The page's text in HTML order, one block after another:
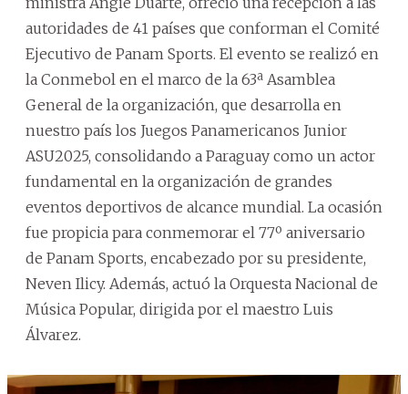
autoridades de 41 países que conforman el Comité
Ejecutivo de Panam Sports. El evento se realizó en
la Conmebol en el marco de la 63ª Asamblea
General de la organización, que desarrolla en
nuestro país los Juegos Panamericanos Junior
ASU2025, consolidando a Paraguay como un actor
fundamental en la organización de grandes
eventos deportivos de alcance mundial. La ocasión
fue propicia para conmemorar el 77º aniversario
de Panam Sports, encabezado por su presidente,
Neven Ilicy. Además, actuó la Orquesta Nacional de
Música Popular, dirigida por el maestro Luis
Álvarez.